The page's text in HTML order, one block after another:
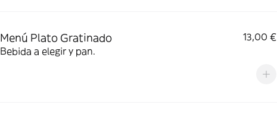
Menú Plato Gratinado
13,00 €
Bebida a elegir y pan.